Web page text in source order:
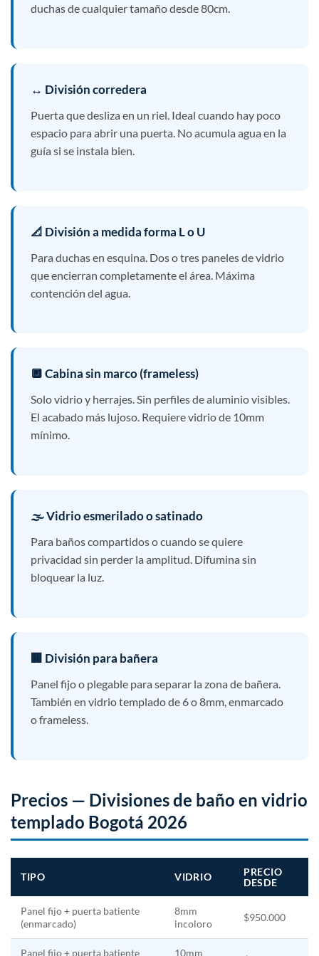
duchas de cualquier tamaño desde 80cm.
↔ División corredera
Puerta que desliza en un riel. Ideal cuando hay poco
espacio para abrir una puerta. No acumula agua en la
guía si se instala bien.
📐 División a medida forma L o U
Para duchas en esquina. Dos o tres paneles de vidrio
que encierran completamente el área. Máxima
contención del agua.
🔲 Cabina sin marco (frameless)
Solo vidrio y herrajes. Sin perfiles de aluminio visibles.
El acabado más lujoso. Requiere vidrio de 10mm
mínimo.
🌫️ Vidrio esmerilado o satinado
Para baños compartidos o cuando se quiere
privacidad sin perder la amplitud. Difumina sin
bloquear la luz.
🏢 División para bañera
Panel fijo o plegable para separar la zona de bañera.
También en vidrio templado de 6 o 8mm, enmarcado
o frameless.
Precios — Divisiones de baño en vidrio
templado Bogotá 2026
TIPO VIDRIO
PRECIO
DESDE
Panel fijo + puerta batiente
(enmarcado)
8mm
incoloro
$950.000
Panel fijo + puerta batiente 10mm